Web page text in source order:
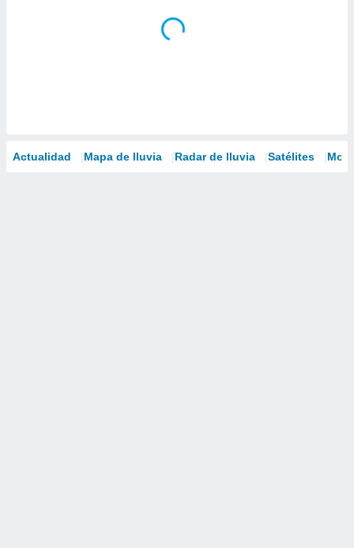
Actualidad Mapa de lluvia Radar de lluvia Satélites